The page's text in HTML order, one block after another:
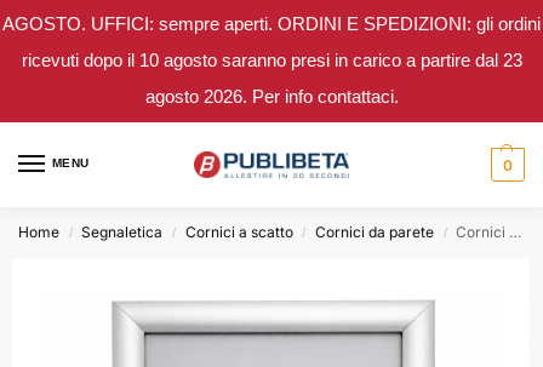
AGOSTO. UFFICI: sempre aperti. ORDINI E SPEDIZIONI: gli ordini
ricevuti dopo il 10 agosto saranno presi in carico a partire dal 23
agosto 2026. Per info contattaci.
MENU 0
Home / Segnaletica / Cornici a scatto / Cornici da parete / Cornici a scatto A4/A3 con angoli smussati. Kit 10 pezzi